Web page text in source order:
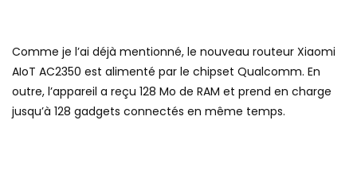
Comme je l’ai déjà mentionné, le nouveau routeur Xiaomi
AIoT AC2350 est alimenté par le chipset Qualcomm. En
outre, l’appareil a reçu 128 Mo de RAM et prend en charge
jusqu’à 128 gadgets connectés en même temps.